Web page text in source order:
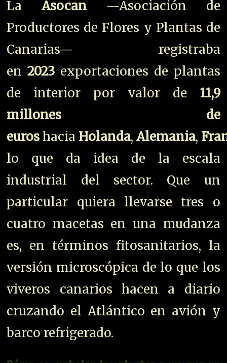
LaAsocan —Asociación de
Productores de Flores y Plantas de
Canarias— registraba
en2023 exportaciones de plantas
de interior por valor de 11,9
millones de
euroshacia Holanda,Alemania,
lo que da idea de la escala
industrial del sector. Que un
particular quiera llevarse tres o
cuatro macetas en una mudanza
es, en términos fitosanitarios, la
versión microscópica de lo que los
viveros canarios hacen a diario
cruzando el Atlántico en avión y
barco refrigerado.